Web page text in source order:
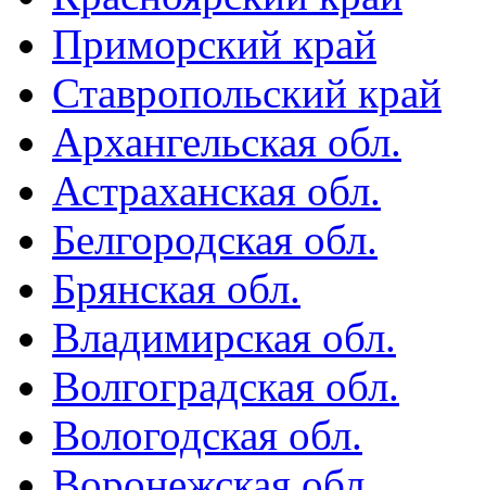
Приморский край
Ставропольский край
Архангельская обл.
Астраханская обл.
Белгородская обл.
Брянская обл.
Владимирская обл.
Волгоградская обл.
Вологодская обл.